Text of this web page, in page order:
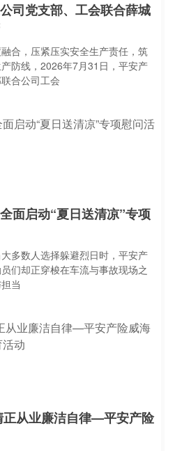
司党支部、工会联合薛城
合，压紧压实安全生产责任，筑
防线，2026年7月31日，平安产
合公司工会
面启动“夏日送清凉”专项
多数人选择躲避烈日时，平安产
们却正穿梭在车流与事故现场之
当
正从业廉洁自律—平安产险